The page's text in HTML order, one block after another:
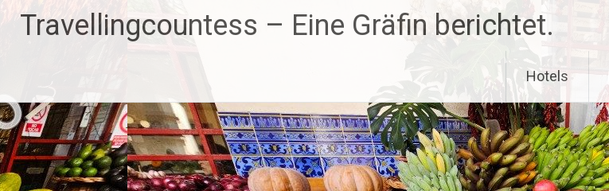
Travellingcountess – Eine Gräfin berichtet.
Hotels